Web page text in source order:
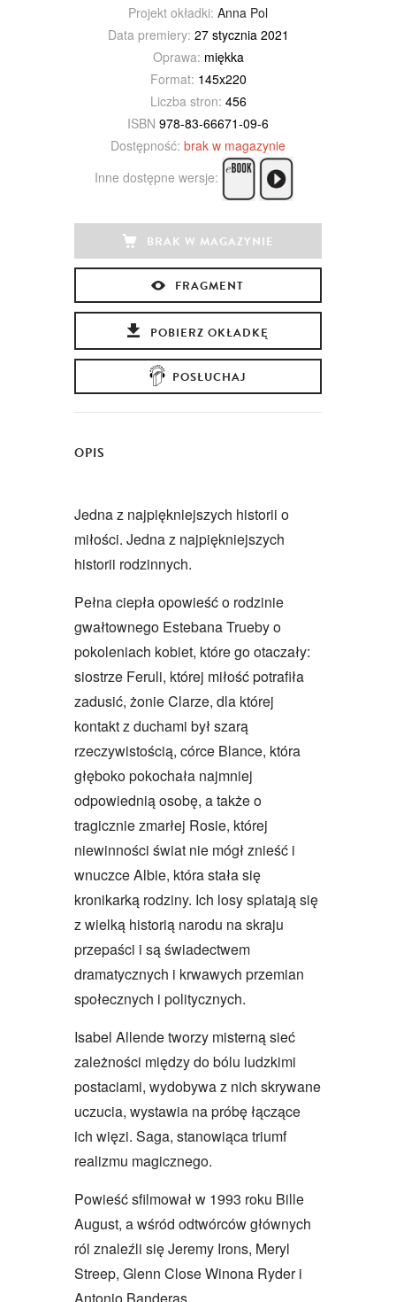
Projekt okładki: Anna Pol
Data premiery: 27 stycznia 2021
Oprawa: miękka
Format: 145x220
Liczba stron: 456
ISBN 978-83-66671-09-6
Dostępność: brak w magazynie
Inne dostępne wersje:
BRAK W MAGAZYNIE
FRAGMENT
POBIERZ OKŁADKĘ
POSŁUCHAJ
OPIS
Jedna z najpiękniejszych historii o
miłości. Jedna z najpiękniejszych
historii rodzinnych.
Pełna ciepła opowieść o rodzinie
gwałtownego Estebana Trueby o
pokoleniach kobiet, które go otaczały:
siostrze Feruli, której miłość potrafiła
zadusić, żonie Clarze, dla której
kontakt z duchami był szarą
rzeczywistością, córce Blance, która
głęboko pokochała najmniej
odpowiednią osobę, a także o
tragicznie zmarłej Rosie, której
niewinności świat nie mógł znieść i
wnuczce Albie, która stała się
kronikarką rodziny. Ich losy splatają się
z wielką historią narodu na skraju
przepaści i są świadectwem
dramatycznych i krwawych przemian
społecznych i politycznych.
Isabel Allende tworzy misterną sieć
zależności między do bólu ludzkimi
postaciami, wydobywa z nich skrywane
uczucia, wystawia na próbę łączące
ich więzi. Saga, stanowiąca triumf
realizmu magicznego.
Powieść sfilmował w 1993 roku Bille
August, a wśród odtwórców głównych
ról znaleźli się Jeremy Irons, Meryl
Streep, Glenn Close Winona Ryder i
Antonio Banderas.